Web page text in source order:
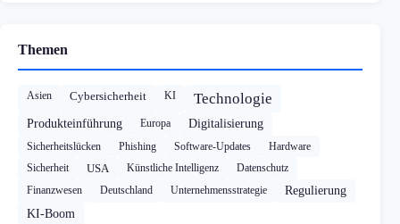
Themen
Asien Cybersicherheit KI Technologie
Produkteinführung Europa Digitalisierung
Sicherheitslücken Phishing Software-Updates
Hardware
Sicherheit
USA Künstliche Intelligenz
Datenschutz
Finanzwesen
Deutschland Unternehmensstrategie
Regulierung
KI-Boom